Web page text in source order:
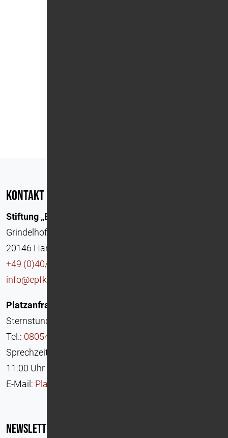
Kontakt
Stiftung „Ein Platz für Kinder“
Grindelhof 25
20146 Hamburg
+49 (0)40/ 60 77 689 -0
info@epfk.org
Platzanfragen Jugendhilfe
Sternstunden-Mattisburg am Chiemsee
Tel.: 08054/ 140 99 40
Sprechzeiten: Dienstag und Freitag von 09:00 Uhr bis
11:00 Uhr
E-Mail: Platzanfrage@epfk.org
Newsletter